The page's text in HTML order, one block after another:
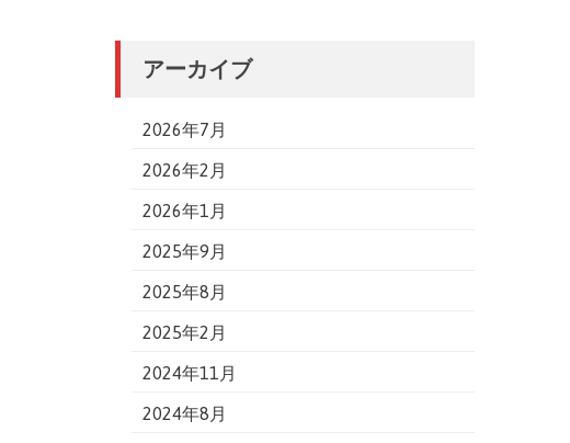
アーカイブ
2026年7月
2026年2月
2026年1月
2025年9月
2025年8月
2025年2月
2024年11月
2024年8月